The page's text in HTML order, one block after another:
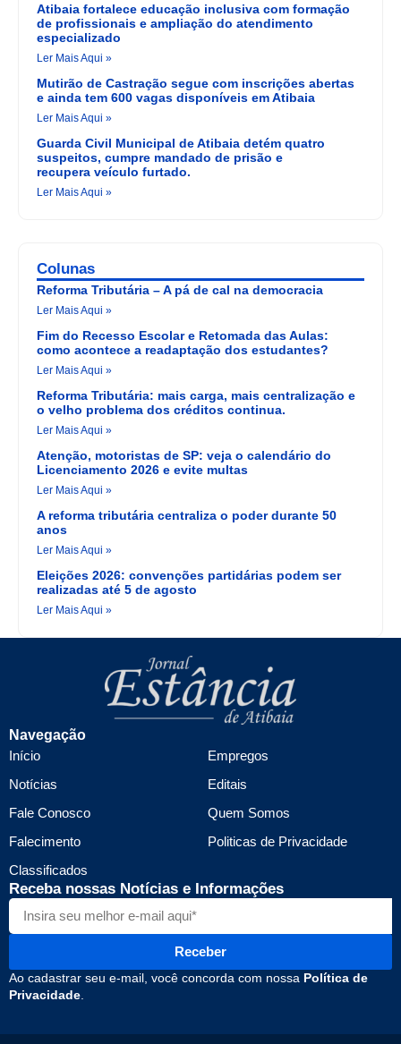
Atibaia fortalece educação inclusiva com formação
de profissionais e ampliação do atendimento
especializado
Ler Mais Aqui »
Mutirão de Castração segue com inscrições abertas
e ainda tem 600 vagas disponíveis em Atibaia
Ler Mais Aqui »
Guarda Civil Municipal de Atibaia detém quatro
suspeitos, cumpre mandado de prisão e
recupera veículo furtado.
Ler Mais Aqui »
Colunas
Reforma Tributária – A pá de cal na democracia
Ler Mais Aqui »
Fim do Recesso Escolar e Retomada das Aulas:
como acontece a readaptação dos estudantes?
Ler Mais Aqui »
Reforma Tributária: mais carga, mais centralização e
o velho problema dos créditos continua.
Ler Mais Aqui »
Atenção, motoristas de SP: veja o calendário do
Licenciamento 2026 e evite multas
Ler Mais Aqui »
A reforma tributária centraliza o poder durante 50
anos
Ler Mais Aqui »
Eleições 2026: convenções partidárias podem ser
realizadas até 5 de agosto
Ler Mais Aqui »
Navegação
Início
Notícias
Fale Conosco
Falecimento
Classificados
Empregos
Editais
Quem Somos
Politicas de Privacidade
Receba nossas Notícias e Informações
Receber
Ao cadastrar seu e-mail, você concorda com nossa Política de
Privacidade